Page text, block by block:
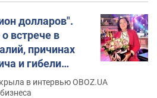
долларов".
встрече в
причинах
и гибели
на фронте
в интервью OBOZ.UA